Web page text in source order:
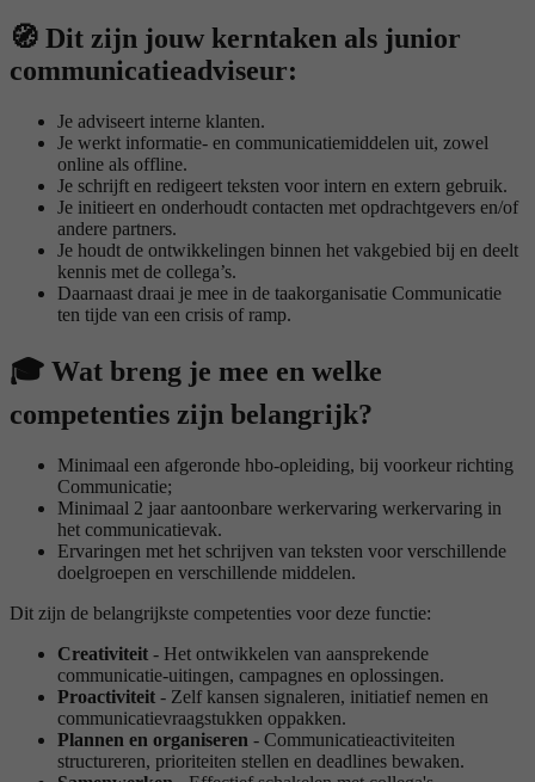
🧭 Dit zijn jouw kerntaken als junior
communicatieadviseur:
Je adviseert interne klanten.
Je werkt informatie- en communicatiemiddelen uit, zowel
online als offline.
Je schrijft en redigeert teksten voor intern en extern gebruik.
Je initieert en onderhoudt contacten met opdrachtgevers en/of
andere partners.
Je houdt de ontwikkelingen binnen het vakgebied bij en deelt
kennis met de collega’s.
Daarnaast draai je mee in de taakorganisatie Communicatie
ten tijde van een crisis of ramp.
🎓 Wat breng je mee en welke
competenties zijn belangrijk?
Minimaal een afgeronde hbo-opleiding, bij voorkeur richting
Communicatie;
Minimaal 2 jaar aantoonbare werkervaring werkervaring in
het communicatievak.
Ervaringen met het schrijven van teksten voor verschillende
doelgroepen en verschillende middelen.
Dit zijn de belangrijkste competenties voor deze functie:
Creativiteit - Het ontwikkelen van aansprekende
communicatie-uitingen, campagnes en oplossingen.
Proactiviteit - Zelf kansen signaleren, initiatief nemen en
communicatievraagstukken oppakken.
Plannen en organiseren - Communicatieactiviteiten
structureren, prioriteiten stellen en deadlines bewaken.